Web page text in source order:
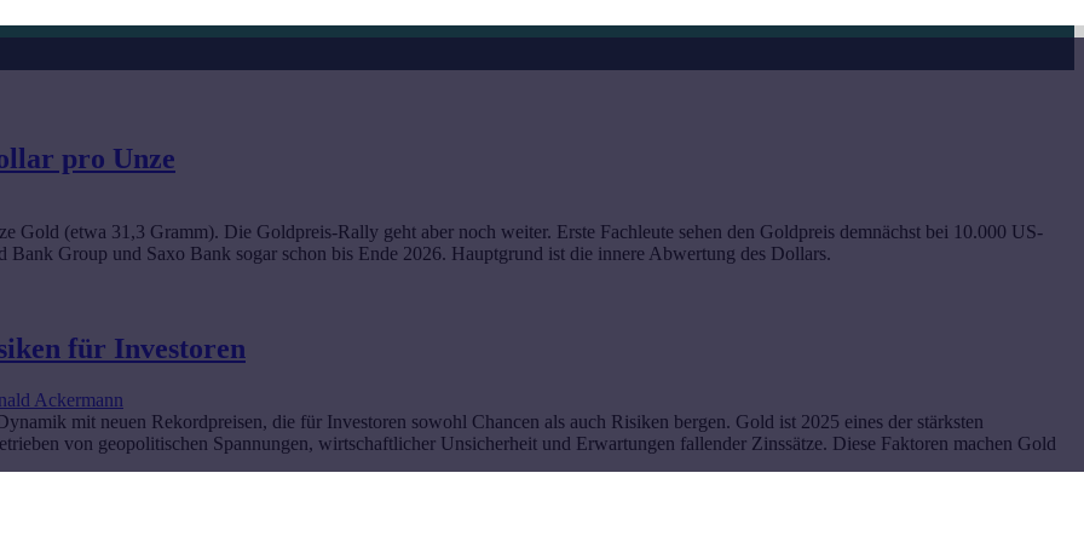
pro Unze
Gold (etwa 31,3 Gramm). Die Goldpreis-Rally geht aber noch weiter. Erste Fachleute sehen den Goldpreis demnächst bei 10.000 US-
Bank Group und Saxo Bank sogar schon bis Ende 2026. Hauptgrund ist die innere Abwertung des Dollars.
für Investoren
Ackermann
mit neuen Rekordpreisen, die für Investoren sowohl Chancen als auch Risiken bergen. Gold ist 2025 eines der stärksten
von geopolitischen Spannungen, wirtschaftlicher Unsicherheit und Erwartungen fallender Zinssätze. Diese Faktoren machen Gold